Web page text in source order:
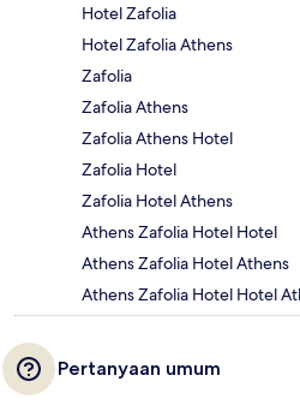
Hotel Zafolia
Hotel Zafolia Athens
Zafolia
Zafolia Athens
Zafolia Athens Hotel
Zafolia Hotel
Zafolia Hotel Athens
Athens Zafolia Hotel Hotel
Athens Zafolia Hotel Athens
Athens Zafolia Hotel Hotel
Pertanyaan umum